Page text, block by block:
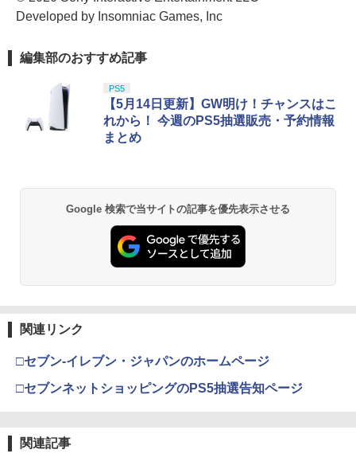
Developed by Insomniac Games, Inc
編集部のおすすめ記事
PS5
【5月14日更新】GW明け！チャンスはこ
れから！ 今週のPS5抽選販売・予約情報
まとめ
Google 検索で当サイトの記事を優先表示させる
関連リンク
□セブン‐イレブン・ジャパンのホームページ
□セブンネットショッピングのPS5抽選告知ページ
関連記事